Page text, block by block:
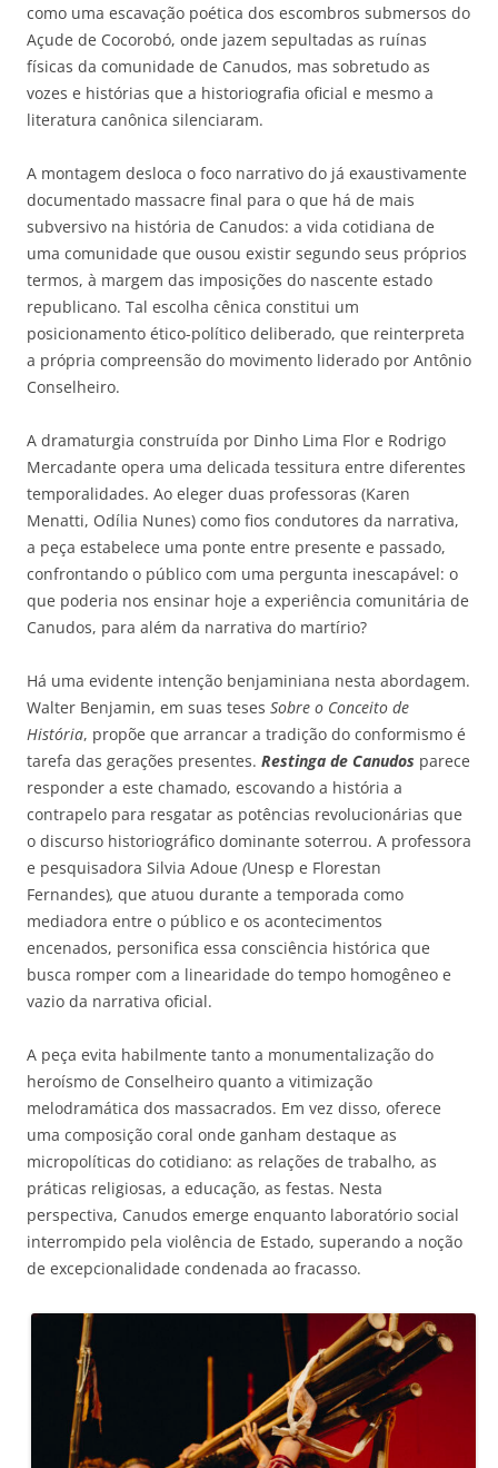
como uma escavação poética dos escombros submersos do
Açude de Cocorobó, onde jazem sepultadas as ruínas
físicas da comunidade de Canudos, mas sobretudo as
vozes e histórias que a historiografia oficial e mesmo a
literatura canônica silenciaram.
A montagem desloca o foco narrativo do já exaustivamente
documentado massacre final para o que há de mais
subversivo na história de Canudos: a vida cotidiana de
uma comunidade que ousou existir segundo seus próprios
termos, à margem das imposições do nascente estado
republicano. Tal escolha cênica constitui um
posicionamento ético-político deliberado, que reinterpreta
a própria compreensão do movimento liderado por Antônio
Conselheiro.
A dramaturgia construída por Dinho Lima Flor e Rodrigo
Mercadante opera uma delicada tessitura entre diferentes
temporalidades. Ao eleger duas professoras (Karen
Menatti, Odília Nunes) como fios condutores da narrativa,
a peça estabelece uma ponte entre presente e passado,
confrontando o público com uma pergunta inescapável: o
que poderia nos ensinar hoje a experiência comunitária de
Canudos, para além da narrativa do martírio?
Há uma evidente intenção benjaminiana nesta abordagem.
Walter Benjamin, em suas teses Sobre o Conceito de
História, propõe que arrancar a tradição do conformismo é
tarefa das gerações presentes. Restinga de Canudos parece
responder a este chamado, escovando a história a
contrapelo para resgatar as potências revolucionárias que
o discurso historiográfico dominante soterrou. A professora
e pesquisadora Silvia Adoue (Unesp e Florestan
Fernandes), que atuou durante a temporada como
mediadora entre o público e os acontecimentos
encenados, personifica essa consciência histórica que
busca romper com a linearidade do tempo homogêneo e
vazio da narrativa oficial.
A peça evita habilmente tanto a monumentalização do
heroísmo de Conselheiro quanto a vitimização
melodramática dos massacrados. Em vez disso, oferece
uma composição coral onde ganham destaque as
micropolíticas do cotidiano: as relações de trabalho, as
práticas religiosas, a educação, as festas. Nesta
perspectiva, Canudos emerge enquanto laboratório social
interrompido pela violência de Estado, superando a noção
de excepcionalidade condenada ao fracasso.